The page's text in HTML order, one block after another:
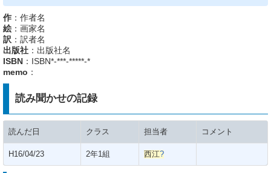
一覧
単語検索
作 ：作者名
絵：画家名
訳 ：訳者名
出版社 ：出版社名
ISBN ：ISBN*-***-*****-*
memo ：
読み聞かせの記録
読んだ日 クラス 担当者 コメント
H16/04/23 2年1組 西江?